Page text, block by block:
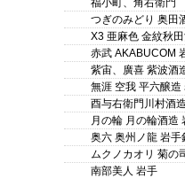
福小町、角右衛門
つぎのみどり 奥田
X3 亜麻色 金紋秋
赤武 AKABUCOM
紫宙、廣喜 紫波酒
無涯 空我 平六醸造
酉与右衛門川村酒
月の輪 月の輪酒造
奥六 奥州ノ龍 岩手
ムクノカオリ 菊の
南部美人 岩手